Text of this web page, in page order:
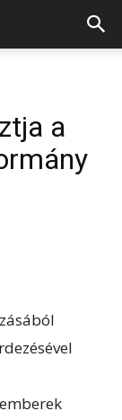
a